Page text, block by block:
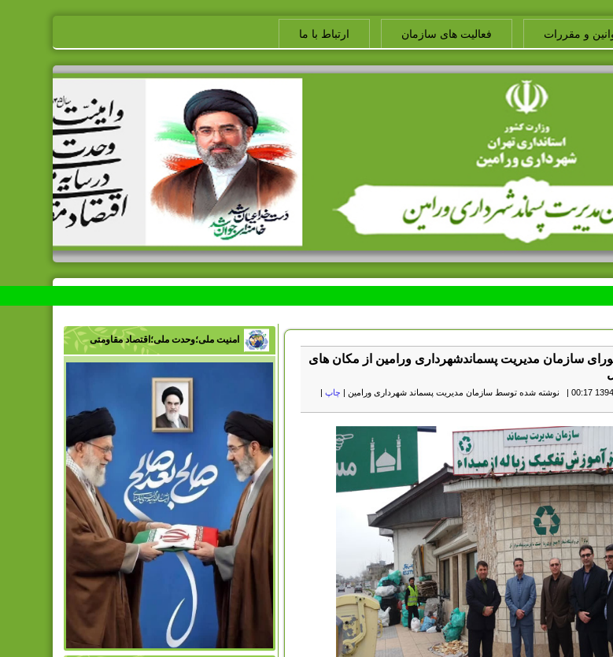
و مقررات فعالیت های سازمان ارتباط با ما
سازمان مدیریت پسماندشهرداری ورامین از مکان های
| نوشته شده توسط سازمان مدیریت پسماند شهرداری ورامین | چاپ |
امنیت ملی؛وحدت ملی؛اقتصاد مقاومتی